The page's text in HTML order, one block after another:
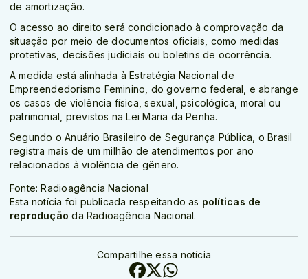
de amortização.
O acesso ao direito será condicionado à comprovação da
situação por meio de documentos oficiais, como medidas
protetivas, decisões judiciais ou boletins de ocorrência.
A medida está alinhada à Estratégia Nacional de
Empreendedorismo Feminino, do governo federal, e abrange
os casos de violência física, sexual, psicológica, moral ou
patrimonial, previstos na Lei Maria da Penha.
Segundo o Anuário Brasileiro de Segurança Pública, o Brasil
registra mais de um milhão de atendimentos por ano
relacionados à violência de gênero.
Fonte: Radioagência Nacional
Esta notícia foi publicada respeitando as políticas de
reprodução da Radioagência Nacional.
Compartilhe essa notícia